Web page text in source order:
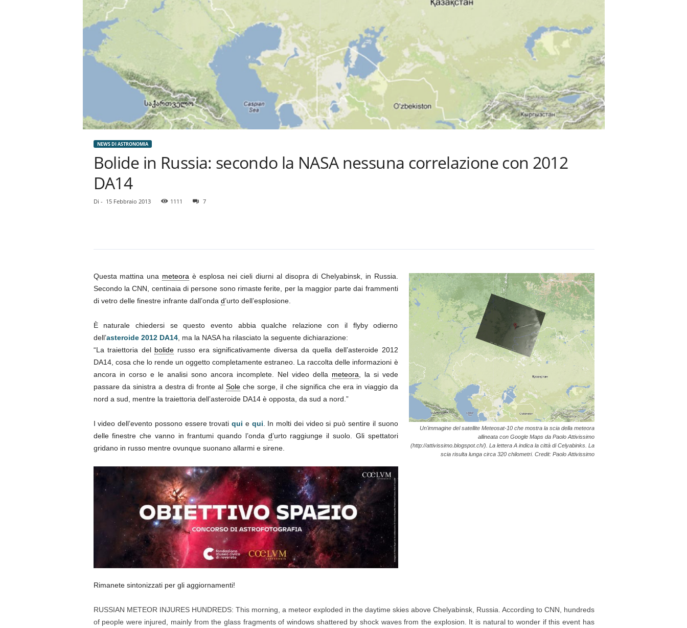
NEWS DI ASTRONOMIA
Bolide in Russia: secondo la NASA nessuna correlazione con 2012
DA14
Di - 15 Febbraio 2013 1111 7
Un'immagine del satellite Meteosat-10 che mostra la scia della meteora
allineata con Google Maps da Paolo Attivissimo
(http://attivissimo.blogspot.ch/). La lettera A indica la città di Celyabinks. La
scia risulta lunga circa 320 chilometri. Credit: Paolo Attivissimo
Questa mattina una meteora è esplosa nei cieli diurni al disopra di Chelyabinsk, in Russia.
Secondo la CNN, centinaia di persone sono rimaste ferite, per la maggior parte dai frammenti
di vetro delle finestre infrante dall’onda d’urto dell’esplosione.
È naturale chiedersi se questo evento abbia qualche relazione con il flyby odierno
dell’asteroide 2012 DA14, ma la NASA ha rilasciato la seguente dichiarazione:
“La traiettoria del bolide russo era significativamente diversa da quella dell’asteroide 2012
DA14, cosa che lo rende un oggetto completamente estraneo. La raccolta delle informazioni è
ancora in corso e le analisi sono ancora incomplete. Nel video della meteora, la si vede
passare da sinistra a destra di fronte al Soleche sorge, il che significa che era in viaggio da
nord a sud, mentre la traiettoria dell’asteroide DA14 è opposta, da sud a nord.”
I video dell’evento possono essere trovatiqui e qui. In molti dei video si può sentire il suono
delle finestre che vanno in frantumi quando l’onda d’urto raggiunge il suolo. Gli spettatori
gridano in russo mentre ovunque suonano allarmi e sirene.
Rimanete sintonizzati per gli aggiornamenti!
RUSSIAN METEOR INJURES HUNDREDS: This morning, a meteor exploded in the daytime skies above Chelyabinsk, Russia. According to CNN, hundreds
of people were injured, mainly from the glass fragments of windows shattered by shock waves from the explosion. It is natural to wonder if this event has